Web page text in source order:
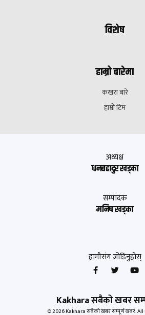
विशेष
हाम्रो बारेमा
कखरा बारे
हाम्रो टिम
Kakhara सबैको खबर
© 2026 Kakhara सबैको खबर सम्पूर्ण खबर. All
अध्यक्ष
धनबहादुर खड्का
सम्पादक
मनिष खड्का
हामीसंग जोडिनुहोस्